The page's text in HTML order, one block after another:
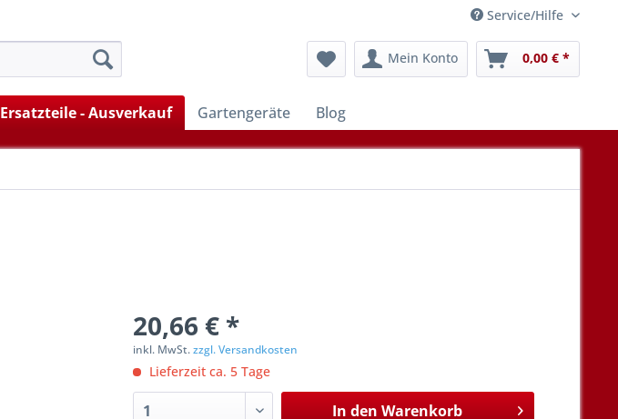
Service/Hilfe
Mein Konto 0,00 € *
Ersatzteile - Ausverkauf Gartengeräte Blog
20,66 € *
inkl. MwSt.zzgl. Versandkosten
Lieferzeit ca. 5 Tage
In den Warenkorb